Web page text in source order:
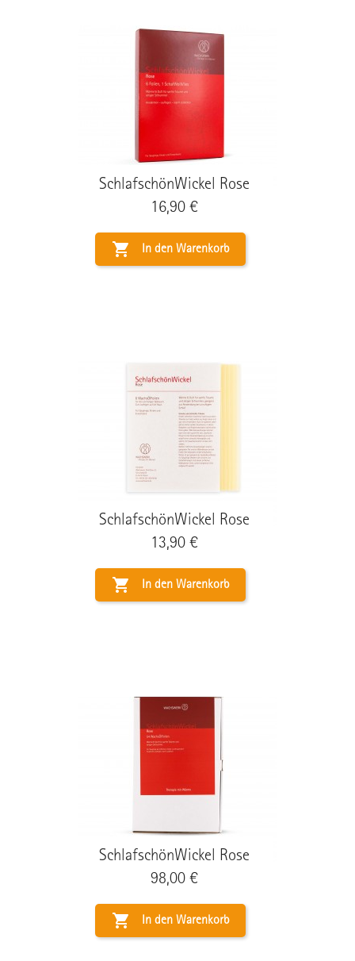
SchlafschönWickel Rose
Preis
16,90 €
 In den Warenkorb
SchlafschönWickel Rose
Preis
13,90 €
 In den Warenkorb
SchlafschönWickel Rose
Preis
98,00 €
 In den Warenkorb